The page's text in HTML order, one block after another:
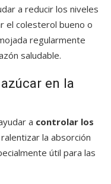
a reducir los niveles
el colesterol bueno o
regularmente
saludable.
en la
a controlar los
la absorción
útil para las